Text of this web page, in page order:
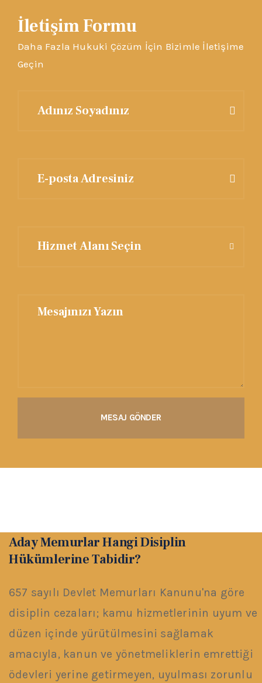
İletişim Formu
Daha Fazla Hukuki Çözüm İçin Bizimle İletişime
Geçin
Aday Memurlar Hangi Disiplin
Hükümlerine Tabidir?
657 sayılı Devlet Memurları Kanunu'na göre
disiplin cezaları; kamu hizmetlerinin uyum ve
düzen içinde yürütülmesini sağlamak
amacıyla, kanun ve yönetmeliklerin emrettiği
ödevleri yerine getirmeyen, uyulması zorunlu